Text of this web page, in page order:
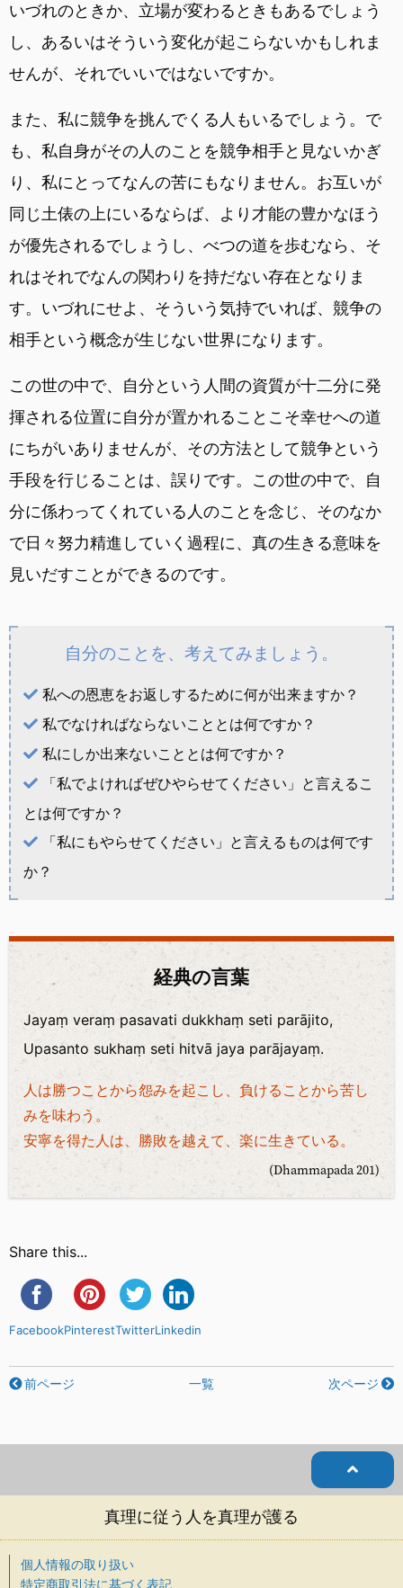
いづれのときか、立場が変わるときもあるでしょう
し、あるいはそういう変化が起こらないかもしれま
せんが、それでいいではないですか。
また、私に競争を挑んでくる人もいるでしょう。で
も、私自身がその人のことを競争相手と見ないかぎ
り、私にとってなんの苦にもなりません。お互いが
同じ土俵の上にいるならば、より才能の豊かなほう
が優先されるでしょうし、べつの道を歩むなら、そ
れはそれでなんの関わりを持だない存在となりま
す。いづれにせよ、そういう気持でいれば、競争の
相手という概念が生じない世界になります。
この世の中で、自分という人間の資質が十二分に発
揮される位置に自分が置かれることこそ幸せへの道
にちがいありませんが、その方法として競争という
手段を行じることは、誤りです。この世の中で、自
分に係わってくれている人のことを念じ、そのなか
で日々努力精進していく過程に、真の生きる意味を
見いだすことができるのです。
自分のことを、考えてみましょう。
私への恩恵をお返しするために何が出来ますか？
私でなければならないこととは何ですか？
私にしか出来ないこととは何ですか？
「私でよければぜひやらせてください」と言えるこ
とは何ですか？
「私にもやらせてください」と言えるものは何です
か？
経典の言葉
Jayaṃ veraṃ pasavati dukkhaṃ seti parājito,
Upasanto sukhaṃ seti hitvā jaya parājayaṃ.
人は勝つことから怨みを起こし、負けることから苦し
みを味わう。
安寧を得た人は、勝敗を越えて、楽に生きている。
(Dhammapada 201)
Share this...
FacebookPinterestTwitterLinkedin
前ページ 一覧 次ページ
真理に従う人を真理が護る
個人情報の取り扱い
特定商取引法に基づく表記